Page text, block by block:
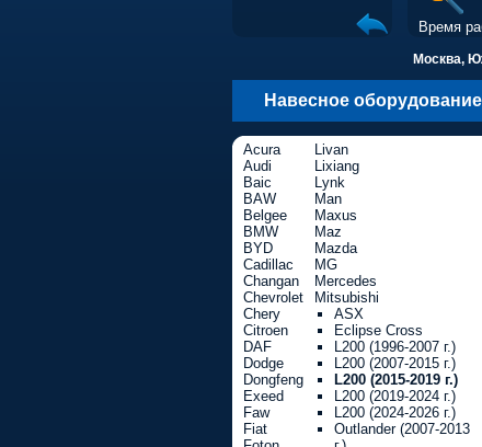
Время
Москва,
Навесное оборудование
Acura
Audi
Baic
BAW
Belgee
BMW
BYD
Cadillac
Changan
Chevrolet
Chery
Citroen
DAF
Dodge
Dongfeng
Exeed
Faw
Fiat
Livan
Lixiang
Lynk
Man
Maxus
Maz
Mazda
MG
Mercedes
Mitsubishi
ASX
Eclipse Cross
L200 (1996-2007 г.)
L200 (2007-2015 г.)
L200 (2015-2019 г.)
L200 (2019-2024 г.)
L200 (2024-2026 г.)
Outlander (2007-2013